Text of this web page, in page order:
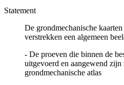
Statement
De grondmechanische
verstrekken een algemeen
- De proeven die binnen de
uitgevoerd en aangewend
grondmechanische atlas